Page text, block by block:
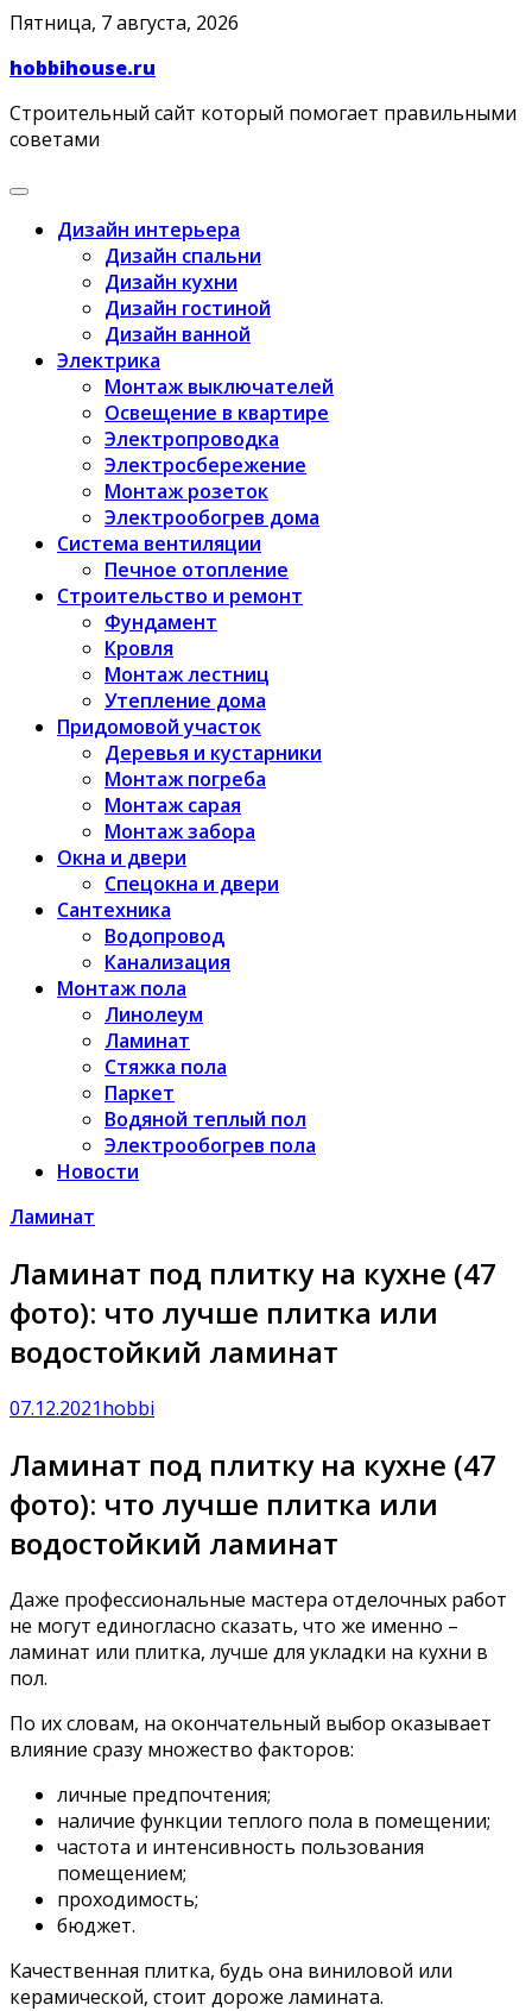
Skip
content
Пятница, 7 августа, 2026
hobbihouse.ru
Строительный сайт который помогает правильными
советами
Дизайн интерьера
Дизайн спальни
Дизайн кухни
Дизайн гостиной
Дизайн ванной
Электрика
Монтаж выключателей
Освещение в квартире
Электропроводка
Электросбережение
Монтаж розеток
Электрообогрев дома
Система вентиляции
Печное отопление
Строительство и ремонт
Фундамент
Кровля
Монтаж лестниц
Утепление дома
Придомовой участок
Деревья и кустарники
Монтаж погреба
Монтаж сарая
Монтаж забора
Окна и двери
Спецокна и двери
Сантехника
Водопровод
Канализация
Монтаж пола
Линолеум
Ламинат
Стяжка пола
Паркет
Водяной теплый пол
Электрообогрев пола
Новости
Ламинат
Ламинат под плитку на кухне (47
фото): что лучше плитка или
водостойкий ламинат
07.12.2021hobbi
Ламинат под плитку на кухне (47
фото): что лучше плитка или
водостойкий ламинат
Даже профессиональные мастера отделочных работ
не могут единогласно сказать, что же именно –
ламинат или плитка, лучше для укладки на кухни в
пол.
По их словам, на окончательный выбор оказывает
влияние сразу множество факторов:
личные предпочтения;
наличие функции теплого пола в помещении;
частота и интенсивность пользования
помещением;
проходимость;
бюджет.
Качественная плитка, будь она виниловой или
керамической, стоит дороже ламината.